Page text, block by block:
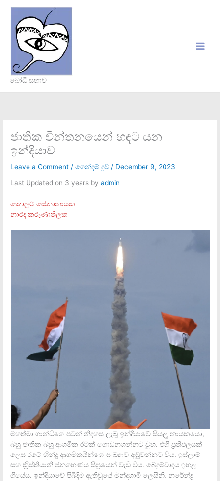
content
බෝධි සභාව
ජාතික චින්තනයෙන් හඳට යන
ඉන්දියාව
Leave a Comment /ගෙන්දම් දූව / December 9, 2023
Last Updated on 3 years byadmin
කොලට් සේනානායක
නාරද කරුණාතිලක
මහත්මා ගාන්ධිගේ පටන් නිදහස ලැබූ ඉන්දියාවේ සියලූ නායකයෝ,
බහු ජාතික බහු ආගමික රටක් ගොඩනගන්නට වූහ. එහි ප‍්‍රතිඵලයක්
ලෙස රටේ හින්දු ආගමිකයින්ගේ සංඛ්‍යාව අඩුවන්නට විය. ඉස්ලාම්
සහ ක‍්‍රිස්තියානි ජනගහණය සීඝ‍්‍රයෙන් වැඩි විය. බෙදුම්වාදය ඉහළ
ගියේය. ඉන්දියාවේ පිබිදීම ඇතිවූයේ මන්දගාමී ලෙසිනි. නරේන්ද්‍ර